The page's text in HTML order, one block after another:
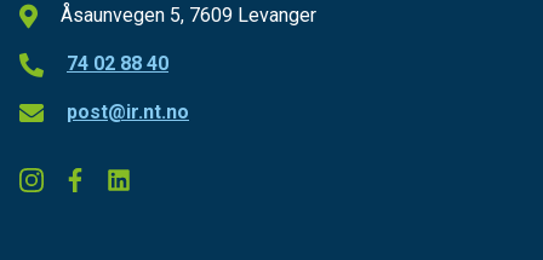
Åsaunvegen 5, 7609 Levanger
74 02 88 40
post@ir.nt.no